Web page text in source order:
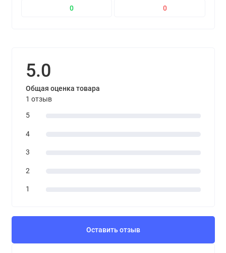
0 0
5.0
Общая оценка товара
1 отзыв
5
4
3
2
1
Оставить отзыв